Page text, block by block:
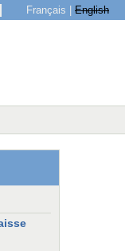
Français English